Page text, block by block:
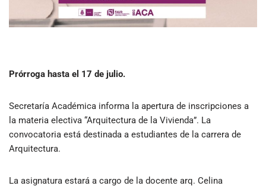
Prórroga hasta el 17 de julio.
Secretaría Académica informa la apertura de inscripciones a
la materia electiva “Arquitectura de la Vivienda”. La
convocatoria está destinada a estudiantes de la carrera de
Arquitectura.
La asignatura estará a cargo de la docente arq. Celina